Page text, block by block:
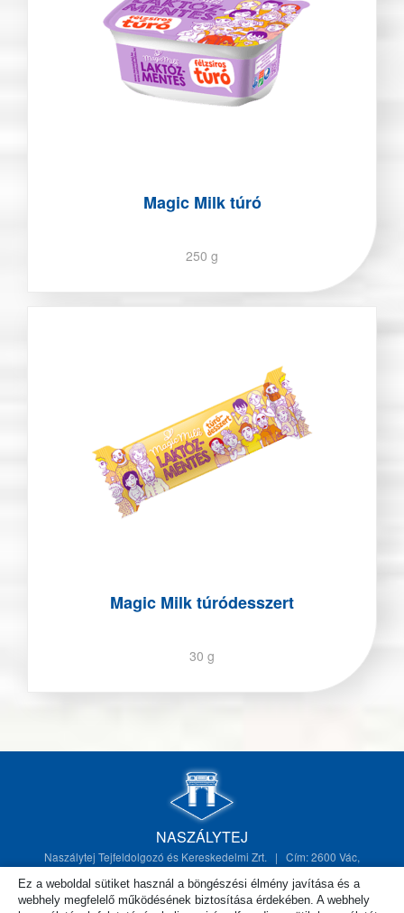
Magic Milk túró
250 g
Magic Milk túródesszert
30 g
NASZÁLYTEJ
Naszálytej Tejfeldolgozó és Kereskedelmi Zrt. | Cím: 2600 Vác,
NASZALYTEJ.HU Minden jog fenntartva. 2017
Ez a weboldal sütiket használ a böngészési élmény javítása és a
webhely megfelelő működésének biztosítása érdekében. A webhely